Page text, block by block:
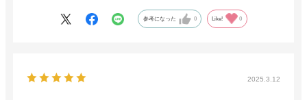
参考になった 0 Like! 0
2025.3.12